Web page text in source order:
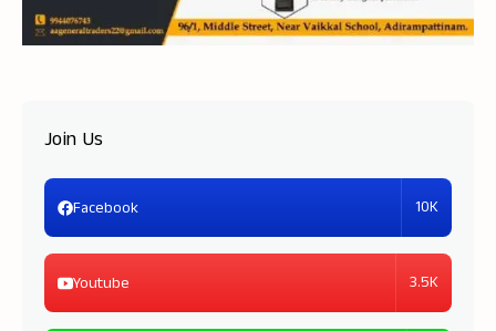
Join Us
Facebook 10K
Youtube 3.5K